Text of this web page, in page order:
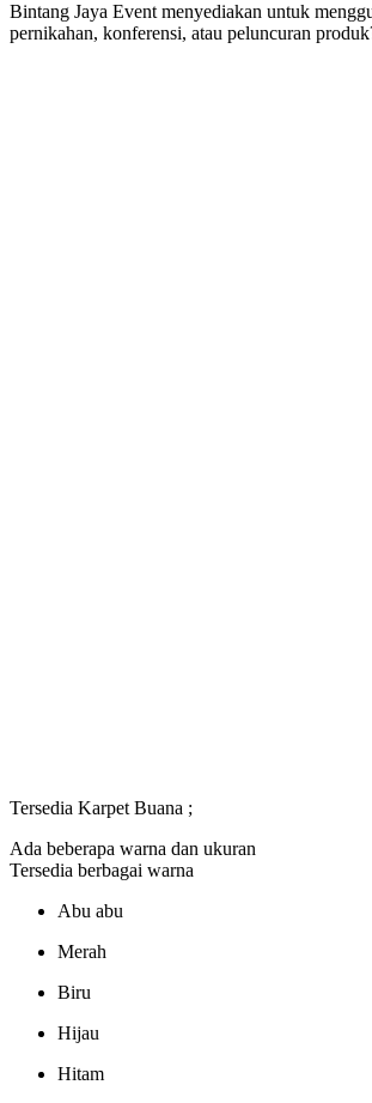
Bintang Jaya Event menyediakan untuk
pernikahan, konferensi, atau peluncuran
Tersedia Karpet Buana ;
Ada beberapa warna dan ukuran
Tersedia berbagai warna
Abu abu
Merah
Biru
Hijau
Hitam